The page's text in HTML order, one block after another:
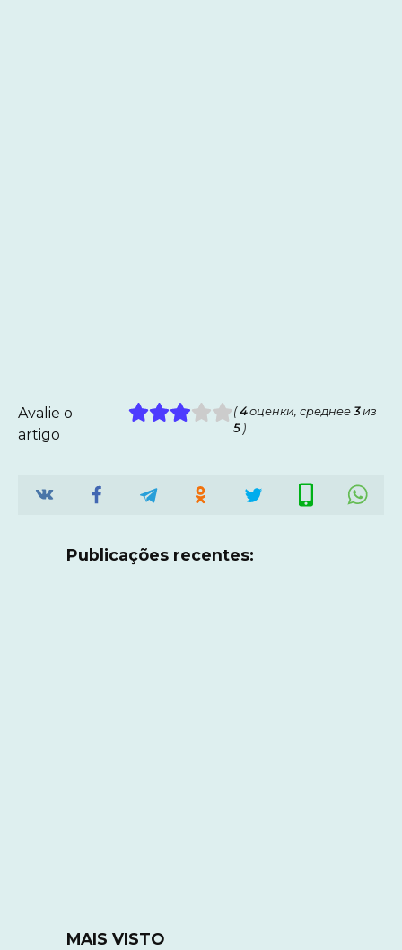
Avalie o
artigo
(4оценки, среднее3из
5)
Publicações recentes:
MAIS VISTO